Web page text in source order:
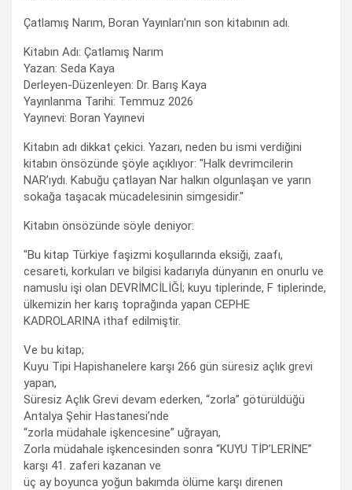
Çatlamış Narım, Boran Yayınları'nın son kitabının adı.
Kitabın Adı: Çatlamış Narım
Yazan: Seda Kaya
Derleyen-Düzenleyen: Dr. Barış Kaya
Yayınlanma Tarihi: Temmuz 2026
Yayınevi: Boran Yayınevi
Kitabın adı dikkat çekici. Yazarı, neden bu ismi verdiğini
kitabın önsözünde şöyle açıklıyor: "Halk devrimcilerin
NAR’ıydı. Kabuğu çatlayan Nar halkın olgunlaşan ve yarın
sokağa taşacak mücadelesinin simgesidir."
Kitabın önsözünde söyle deniyor:
"Bu kitap Türkiye faşizmi koşullarında eksiği, zaafı,
cesareti, korkuları ve bilgisi kadarıyla dünyanın en onurlu ve
namuslu işi olan DEVRİMCİLİĞİ; kuyu tiplerinde, F tiplerinde,
ülkemizin her karış toprağında yapan CEPHE
KADROLARINA ithaf edilmiştir.
Ve bu kitap;
Kuyu Tipi Hapishanelere karşı 266 gün süresiz açlık grevi
yapan,
Süresiz Açlık Grevi devam ederken, “zorla” götürüldüğü
Antalya Şehir Hastanesi’nde
“zorla müdahale işkencesine” uğrayan,
Zorla müdahale işkencesinden sonra “KUYU TİP’LERİNE”
karşı 41. zaferi kazanan ve
üç ay boyunca yoğun bakımda ölüme karşı direnen